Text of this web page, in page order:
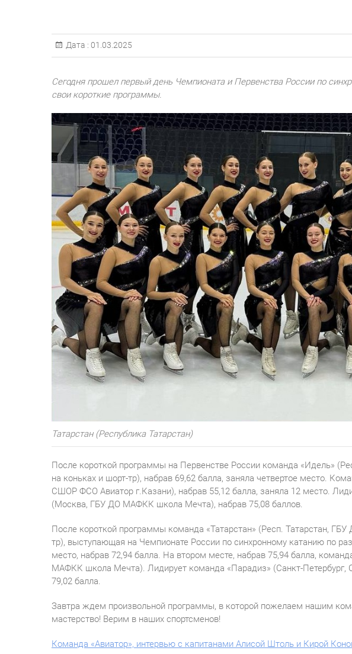
Дата : 01.03.2025
Сегодня прошел первый день Чемпионата и Первенства России по
свои короткие программы.
Татарстан (Республика Татарстан)
После короткой программы на Первенстве России команда «Идель»
на коньках и шорт-тр), набрав 69,62 балла, заняла четвертое место.
СШОР ФСО Авиатор г.Казани), набрав 55,12 балла, заняла 12 место.
(Москва, ГБУ ДО МАФКК школа Мечта), набрав 75,08 баллов.
После короткой программы команда «Татарстан» (Респ. Татарстан,
тр), выступающая на Чемпионате России по синхронному катанию по
место, набрав 72,94 балла. На втором месте, набрав 75,94 балла,
МАФКК школа Мечта). Лидирует команда «Парадиз» (Санкт-
79,02 балла.
Завтра ждем произвольной программы, в которой пожелаем нашим
мастерство! Верим в наших спортсменов!
Команда «Авиатор», интервью с капитанами Алисой Штоль и Кирой